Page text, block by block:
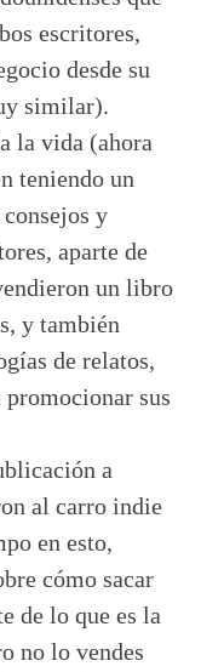
escritores,
desde su
similar).
la vida (ahora
teniendo un
y
aparte de
un libro
y también
de relatos,
sus
a
al carro indie
en esto,
cómo sacar
de lo que es la
no lo vendes